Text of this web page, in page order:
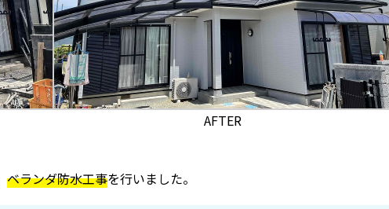
AFTER
ベランダ防水工事を行いました。